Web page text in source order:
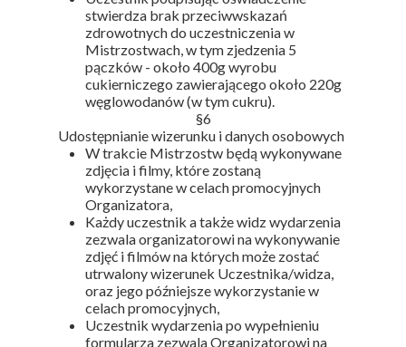
stwierdza brak przeciwwskazań
zdrowotnych do uczestniczenia w
Mistrzostwach, w tym zjedzenia 5
pączków - około 400g wyrobu
cukierniczego zawierającego około 220g
węglowodanów (w tym cukru).
§6
Udostępnianie wizerunku i danych osobowych
W trakcie Mistrzostw będą wykonywane
zdjęcia i filmy, które zostaną
wykorzystane w celach promocyjnych
Organizatora,
Każdy uczestnik a także widz wydarzenia
zezwala organizatorowi na wykonywanie
zdjęć i filmów na których może zostać
utrwalony wizerunek Uczestnika/widza,
oraz jego późniejsze wykorzystanie w
celach promocyjnych,
Uczestnik wydarzenia po wypełnieniu
formularza zezwala Organizatorowi na